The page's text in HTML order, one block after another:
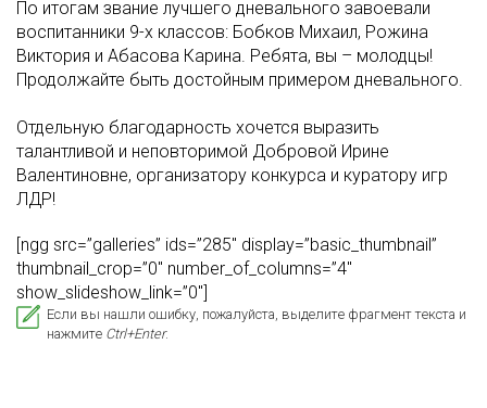
По итогам звание лучшего дневального завоевали
воспитанники 9-х классов: Бобков Михаил, Рожина
Виктория и Абасова Карина. Ребята, вы – молодцы!
Продолжайте быть достойным примером дневального.
Отдельную благодарность хочется выразить
талантливой и неповторимой Добровой Ирине
Валентиновне, организатору конкурса и куратору игр
ЛДР!
[ngg src=”galleries” ids=”285″ display=”basic_thumbnail”
thumbnail_crop=”0″ number_of_columns=”4″
show_slideshow_link=”0″]
Если вы нашли ошибку, пожалуйста, выделите фрагмент текста и
нажмите Ctrl+Enter.